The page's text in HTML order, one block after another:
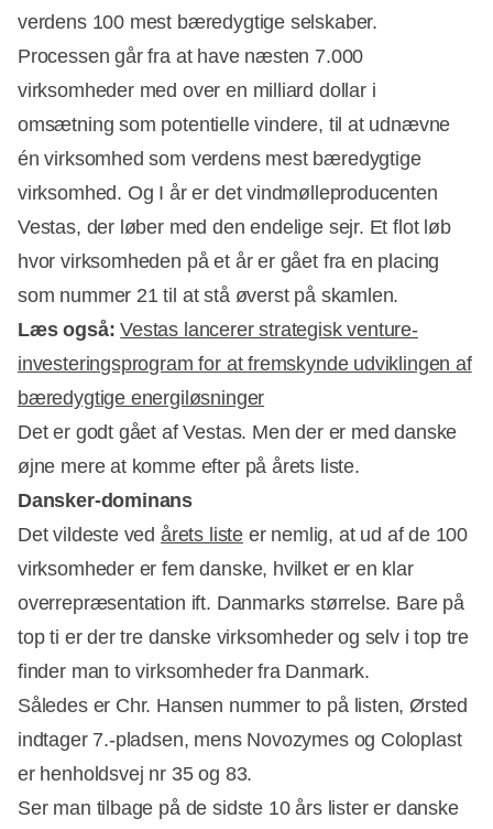
verdens 100 mest bæredygtige selskaber.
Processen går fra at have næsten 7.000
virksomheder med over en milliard dollar i
omsætning som potentielle vindere, til at udnævne
én virksomhed som verdens mest bæredygtige
virksomhed. Og I år er det vindmølleproducenten
Vestas, der løber med den endelige sejr. Et flot løb
hvor virksomheden på et år er gået fra en placing
som nummer 21 til at stå øverst på skamlen.
Læs også:Vestas lancerer strategisk venture-
investeringsprogram for at fremskynde udviklingen af
bæredygtige energiløsninger
Det er godt gået af Vestas. Men der er med danske
øjne mere at komme efter på årets liste.
Dansker-dominans
Det vildeste ved årets listeer nemlig, at ud af de 100
virksomheder er fem danske, hvilket er en klar
overrepræsentation ift. Danmarks størrelse. Bare på
top ti er der tre danske virksomheder og selv i top tre
finder man to virksomheder fra Danmark.
Således er Chr. Hansen nummer to på listen, Ørsted
indtager 7.-pladsen, mens Novozymes og Coloplast
er henholdsvej nr 35 og 83.
Ser man tilbage på de sidste 10 års lister er danske